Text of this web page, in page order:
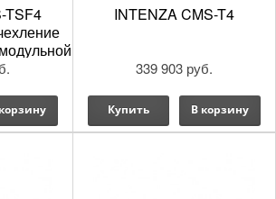
TSF4
INTENZA CMS-T4
339 903 руб.
Купить В корзину